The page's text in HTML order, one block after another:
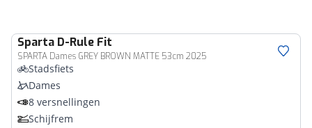
Sparta D-Rule Fit
SPARTA Dames GREY BROWN MATTE 53cm 2025
Stadsfiets
Dames
8 versnellingen
Schijfrem